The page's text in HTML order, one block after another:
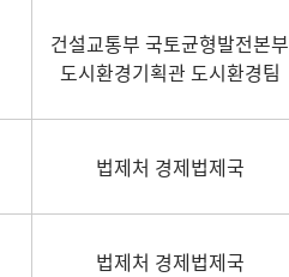
건설교통부 국토균형발전본부
도시환경기획관 도시환경팀
법제처 경제법제국
법제처 경제법제국